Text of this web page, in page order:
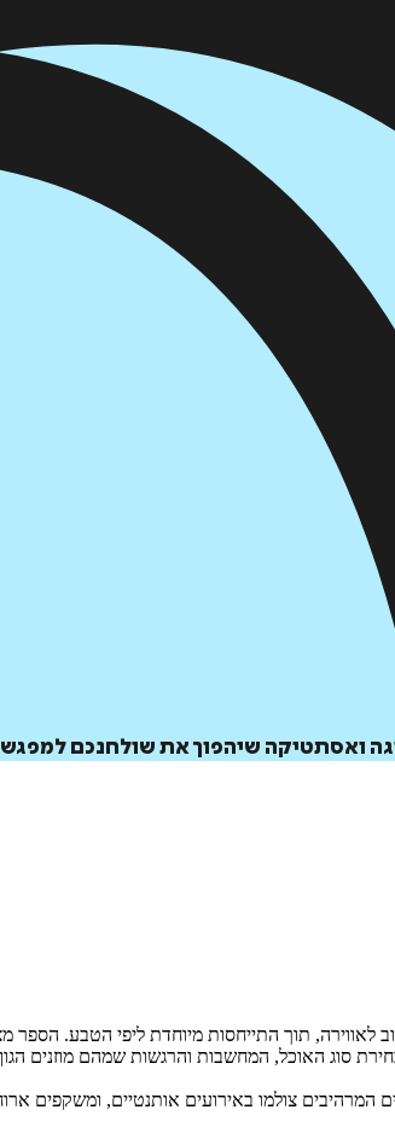
ואסתטיקה שיהפוך את שולחנכם
תוך התייחסות מיוחדת ליפי הטבע. הספר
סוג האוכל, המחשבות והרגשות שמהם מוזנים
המרהיבים צולמו באירועים אותנטיים, ומשקפים